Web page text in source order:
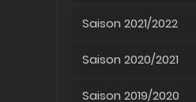
Saison 2021/2022
Saison 2020/2021
Saison 2019/2020